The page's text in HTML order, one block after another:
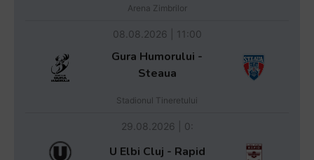
Arena Zimbrilor
08.08.2026 | 11:00
Gura Humorului -
Steaua
Stadionul Tineretului
29.08.2026 | 0:
U Elbi Cluj - Rapid